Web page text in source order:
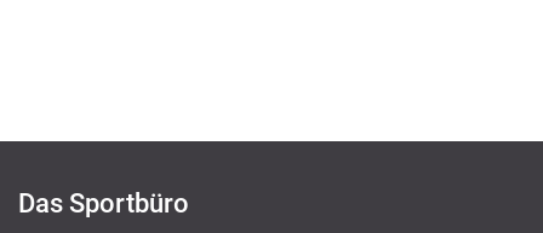
Das Sportbüro